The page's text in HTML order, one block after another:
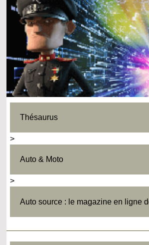
Thésaurus
>
Auto & Moto
>
Auto source : le magazine en ligne